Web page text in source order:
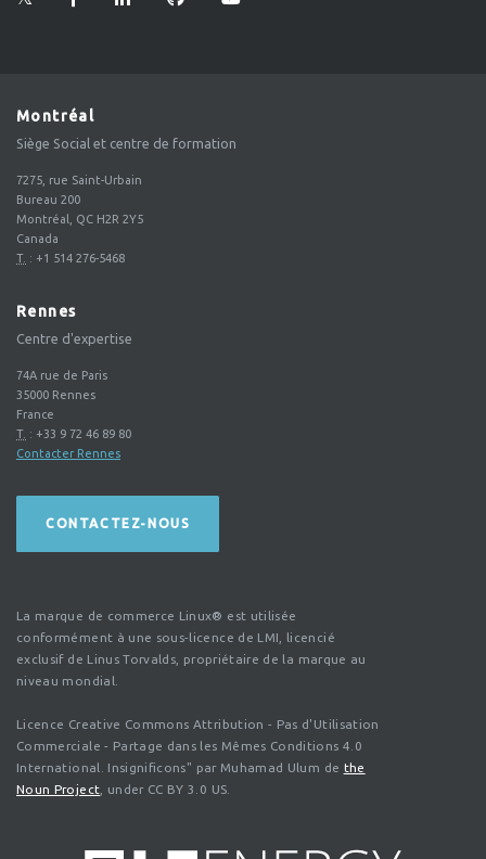
Montréal
Siège Social et centre de formation
7275, rue Saint-Urbain
Bureau 200
Montréal, QC H2R 2Y5
Canada
T. : +1 514 276-5468
Rennes
Centre d'expertise
74A rue de Paris
35000 Rennes
France
T. : +33 9 72 46 89 80
Contacter Rennes
CONTACTEZ-NOUS
La marque de commerce Linux® est utilisée
conformément à une sous-licence de LMI, licencié
exclusif de Linus Torvalds, propriétaire de la marque au
niveau mondial.
Licence Creative Commons Attribution - Pas d'Utilisation
Commerciale - Partage dans les Mêmes Conditions 4.0
International. Insignificons" par Muhamad Ulum de the
Noun Project , under CC BY 3.0 US.